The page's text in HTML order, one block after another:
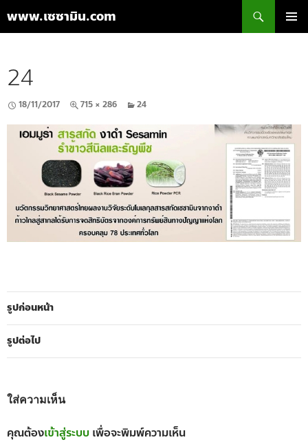
www.เซซามิน.com
เนื้อหา
24
18/11/2017 715 × 286 24
รูปก่อนหน้า
รูปต่อไป
ใส่ความเห็น
คุณต้องเข้าสู่ระบบ เพื่อจะพิมพ์ความเห็น